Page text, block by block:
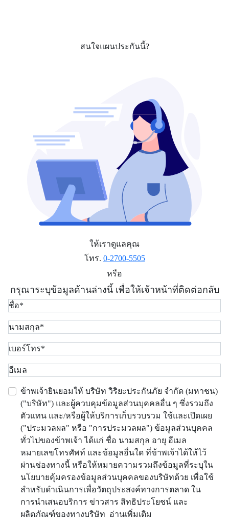
สนใจแผนประกันนี้?
ให้เราดูแลคุณ
โทร. 0-2700-5505
หรือ
กรุณาระบุข้อมูลด้านล่างนี้ เพื่อให้เจ้าหน้าที่ติดต่อกลับ
ข้าพเจ้ายินยอมให้ บริษัท วิริยะประกันภัย จำกัด (มหาชน)
("บริษัท") และผู้ควบคุมข้อมูลส่วนบุคคลอื่น ๆ ซึ่งรวมถึง
ตัวแทน และ/หรือผู้ให้บริการเก็บรวบรวม ใช้และเปิดเผย
("ประมวลผล" หรือ "การประมวลผล") ข้อมูลส่วนบุคคล
ทั่วไปของข้าพเจ้า ได้แก่ ชื่อ นามสกุล อายุ อีเมล
หมายเลขโทรศัพท์ และข้อมูลอื่นใด ที่ข้าพเจ้าได้ให้ไว้
ผ่านช่องทางนี้ หรือให้หมายความรวมถึงข้อมูลที่ระบุใน
นโยบายคุ้มครองข้อมูลส่วนบุคคลของบริษัทด้วย เพื่อใช้
สำหรับดำเนินการเพื่อวัตถุประสงค์ทางการตลาด ใน
การนำเสนอบริการ ข่าวสาร สิทธิประโยชน์ และ
ผลิตภัณฑ์ของทางบริษัท อ่านเพิ่มเติม